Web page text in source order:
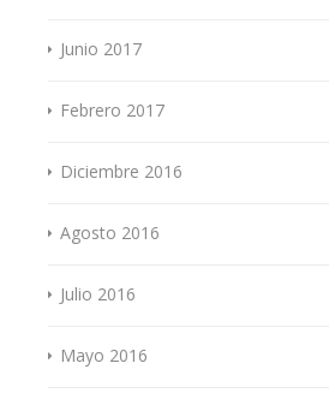
Junio 2017
Febrero 2017
Diciembre 2016
Agosto 2016
Julio 2016
Mayo 2016